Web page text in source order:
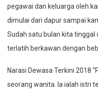
pegawai dan keluarga oleh
dimulai dari dapur sampai
Sudah satu bulan kita tinggal
terlatih berkawan dengan
Narasi Dewasa Terkini 2018
seorang wanita. Ia ialah istri